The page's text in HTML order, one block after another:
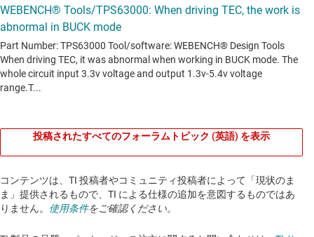
投稿されたすべてのフォーラムトピック (英語) を表示
コンテンツは、TI 投稿者やコミュニティ投稿者によって「現状のま
ま」提供されるもので、TI による仕様の追加を意図するものではあ
りません。 使用条件をご確認ください。